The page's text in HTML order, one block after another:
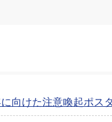
向けた注意喚起ポス